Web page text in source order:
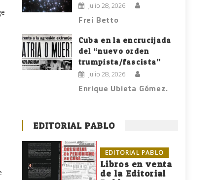
julio 28, 2026
Frei Betto
Cuba en la encrucijada
del “nuevo orden
trumpista/fascista”
julio 28, 2026
Enrique Ubieta Gómez.
EDITORIAL PABLO
EDITORIAL PABLO
Libros en venta
de la Editorial